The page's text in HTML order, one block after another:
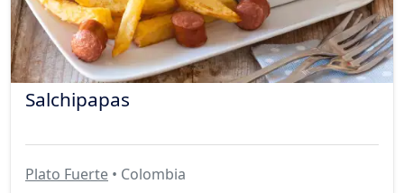
Salchipapas
Plato Fuerte • Colombia